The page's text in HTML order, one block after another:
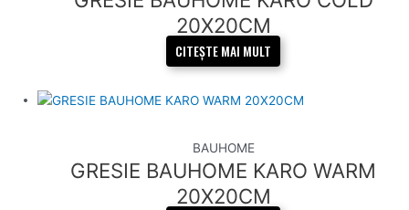
20X20CM
CITEȘTE MAI MULT
BAUHOME
GRESIE BAUHOME KARO WARM
20X20CM